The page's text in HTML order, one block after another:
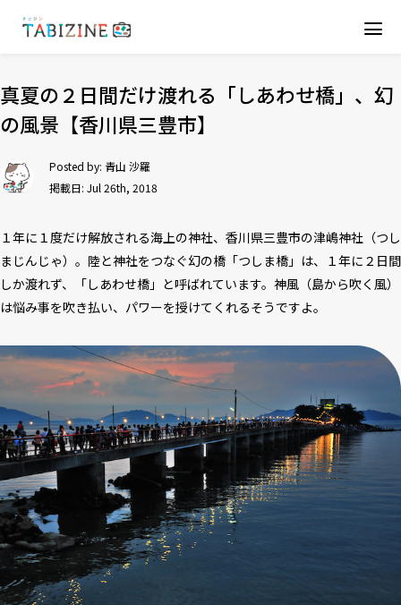
真夏の２日間だけ渡れる「しあわせ橋」、幻
の風景【香川県三豊市】
Posted by: 青山 沙羅
掲載日: Jul 26th, 2018
１年に１度だけ解放される海上の神社、香川県三豊市の津嶋神社（つし
まじんじゃ）。陸と神社をつなぐ幻の橋「つしま橋」は、１年に２日間
しか渡れず、「しあわせ橋」と呼ばれています。神風（島から吹く風）
は悩み事を吹き払い、パワーを授けてくれるそうですよ。